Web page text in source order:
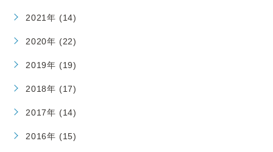
2021年 (14)
2020年 (22)
2019年 (19)
2018年 (17)
2017年 (14)
2016年 (15)